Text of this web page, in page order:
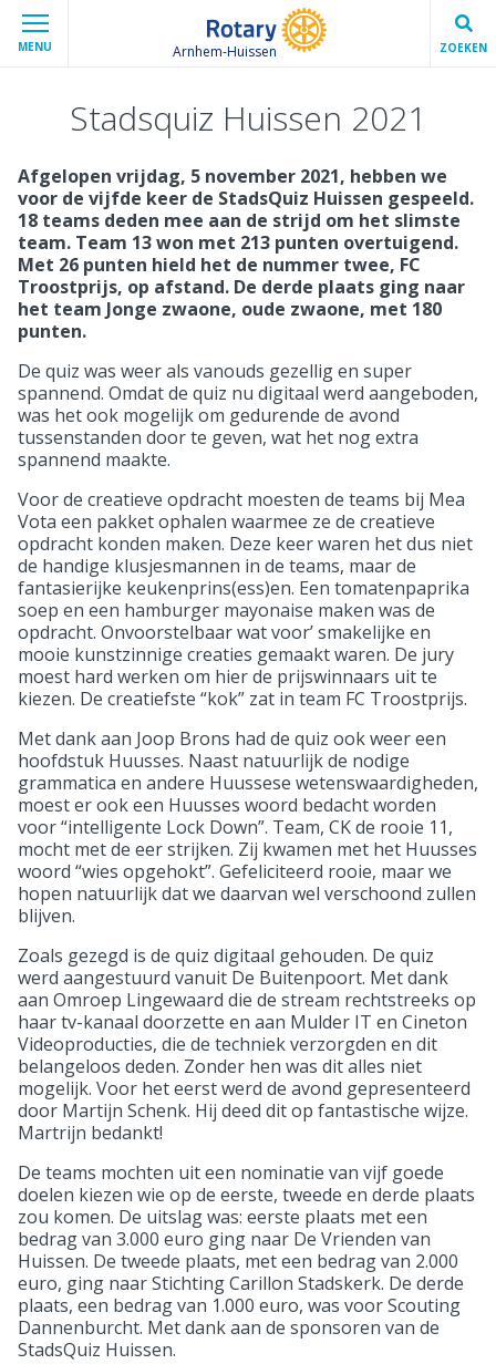
MENU Arnhem-Huissen ZOEKEN
Stadsquiz Huissen 2021
Afgelopen vrijdag, 5 november 2021, hebben we
voor de vijfde keer de StadsQuiz Huissen gespeeld.
18 teams deden mee aan de strijd om het slimste
team. Team 13 won met 213 punten overtuigend.
Met 26 punten hield het de nummer twee, FC
Troostprijs, op afstand. De derde plaats ging naar
het team Jonge zwaone, oude zwaone, met 180
punten.
De quiz was weer als vanouds gezellig en super
spannend. Omdat de quiz nu digitaal werd aangeboden,
was het ook mogelijk om gedurende de avond
tussenstanden door te geven, wat het nog extra
spannend maakte.
Voor de creatieve opdracht moesten de teams bij Mea
Vota een pakket ophalen waarmee ze de creatieve
opdracht konden maken. Deze keer waren het dus niet
de handige klusjesmannen in de teams, maar de
fantasierijke keukenprins(ess)en. Een tomatenpaprika
soep en een hamburger mayonaise maken was de
opdracht. Onvoorstelbaar wat voor’ smakelijke en
mooie kunstzinnige creaties gemaakt waren. De jury
moest hard werken om hier de prijswinnaars uit te
kiezen. De creatiefste “kok” zat in team FC Troostprijs.
Met dank aan Joop Brons had de quiz ook weer een
hoofdstuk Huusses. Naast natuurlijk de nodige
grammatica en andere Huussese wetenswaardigheden,
moest er ook een Huusses woord bedacht worden
voor “intelligente Lock Down”. Team, CK de rooie 11,
mocht met de eer strijken. Zij kwamen met het Huusses
woord “wies opgehokt”. Gefeliciteerd rooie, maar we
hopen natuurlijk dat we daarvan wel verschoond zullen
blijven.
Zoals gezegd is de quiz digitaal gehouden. De quiz
werd aangestuurd vanuit De Buitenpoort. Met dank
aan Omroep Lingewaard die de stream rechtstreeks op
haar tv-kanaal doorzette en aan Mulder IT en Cineton
Videoproducties, die de techniek verzorgden en dit
belangeloos deden. Zonder hen was dit alles niet
mogelijk. Voor het eerst werd de avond gepresenteerd
door Martijn Schenk. Hij deed dit op fantastische wijze.
Martrijn bedankt!
De teams mochten uit een nominatie van vijf goede
doelen kiezen wie op de eerste, tweede en derde plaats
zou komen. De uitslag was: eerste plaats met een
bedrag van 3.000 euro ging naar De Vrienden van
Huissen. De tweede plaats, met een bedrag van 2.000
euro, ging naar Stichting Carillon Stadskerk. De derde
plaats, een bedrag van 1.000 euro, was voor Scouting
Dannenburcht. Met dank aan de sponsoren van de
StadsQuiz Huissen.